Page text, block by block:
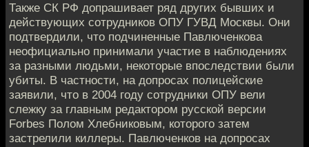
Также СК РФ допрашивает ряд других бывших и
действующих сотрудников ОПУ ГУВД Москвы. Они
подтвердили, что подчиненные Павлюченкова
неофициально принимали участие в наблюдениях
за разными людьми, некоторые впоследствии были
убиты. В частности, на допросах полицейские
заявили, что в 2004 году сотрудники ОПУ вели
слежку за главным редактором русской версии
Forbes Полом Хлебниковым, которого затем
застрелили киллеры. Павлюченков на допросах